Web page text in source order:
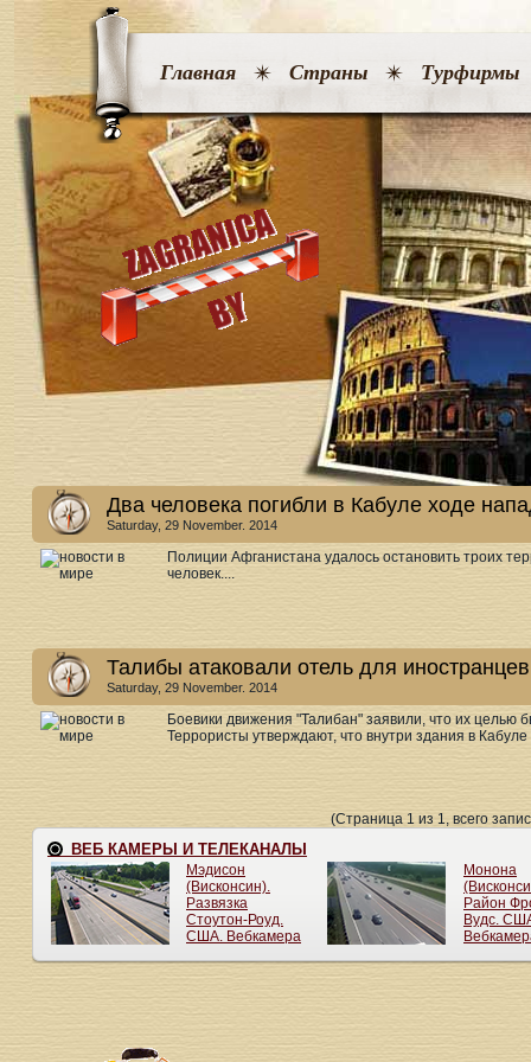
Главная Страны Турфирмы
Два человека погибли в Кабуле ходе
Saturday, 29 November. 2014
Полиции Афганистана удалось остановить троих
человек....
Талибы атаковали отель для
Saturday, 29 November. 2014
Боевики движения "Талибан" заявили, что их целью
Террористы утверждают, что внутри здания в
(Страница 1 из 1, всего